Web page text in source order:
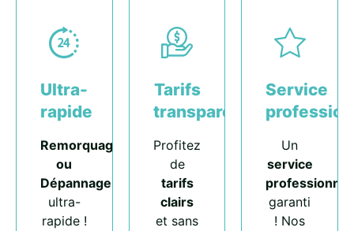
Ultra-
rapide
Remorquage
ou
Dépannage
ultra-
rapide !
Tarifs
transparents
Profitez
de
tarifs
clairs
et sans
Service
Un
service
professionnel
garanti
! Nos